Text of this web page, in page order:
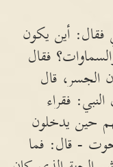
فقال: أين يكون
فقال
قال
فقراء
حين يدخلون
- قال: فما